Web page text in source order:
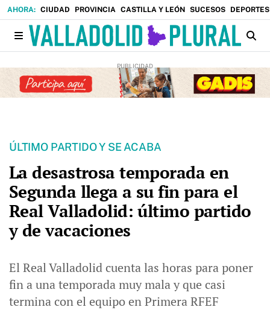
CIUDAD PROVINCIA CASTILLA Y LEÓN SUCESOS DEPORTES
ÚLTIMO PARTIDO Y SE ACABA
La desastrosa temporada en
Segunda llega a su fin para el
Real Valladolid: último partido
y de vacaciones
El Real Valladolid cuenta las horas para poner
fin a una temporada muy mala y que casi
termina con el equipo en Primera RFEF